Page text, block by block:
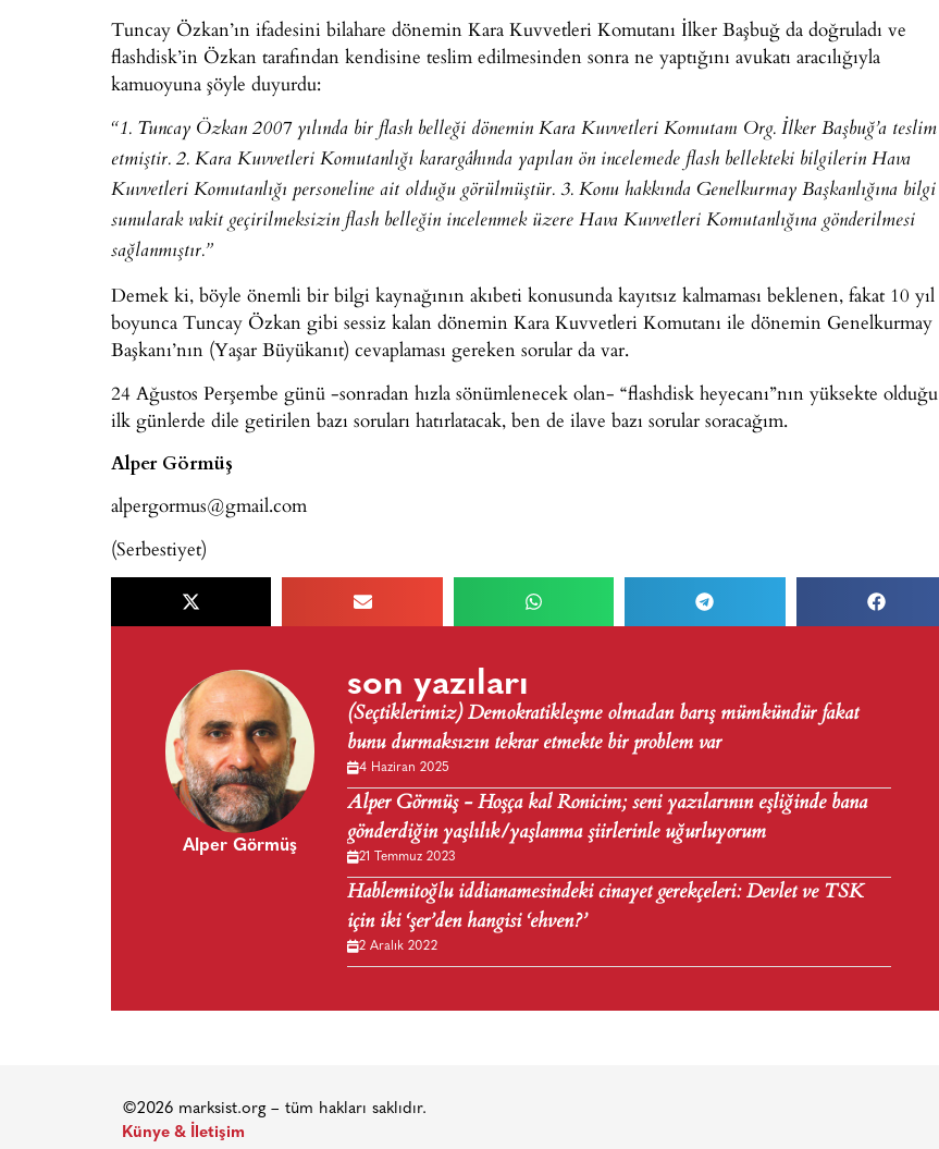
Tuncay Özkan’ın ifadesini bilahare dönemin Kara Kuvvetleri Komutanı İlker Başbuğ da doğruladı ve
flashdisk’in Özkan tarafından kendisine teslim edilmesinden sonra ne yaptığını avukatı aracılığıyla
kamuoyuna şöyle duyurdu:
“1. Tuncay Özkan 2007 yılında bir flash belleği dönemin Kara Kuvvetleri Komutanı Org. İlker Başbuğ’a teslim
etmiştir. 2. Kara Kuvvetleri Komutanlığı karargâhında yapılan ön incelemede flash bellekteki bilgilerin Hava
Kuvvetleri Komutanlığı personeline ait olduğu görülmüştür. 3. Konu hakkında Genelkurmay Başkanlığına bilgi
sunularak vakit geçirilmeksizin flash belleğin incelenmek üzere Hava Kuvvetleri Komutanlığına gönderilmesi
sağlanmıştır.”
Demek ki, böyle önemli bir bilgi kaynağının akıbeti konusunda kayıtsız kalmaması beklenen, fakat 10 yıl
boyunca Tuncay Özkan gibi sessiz kalan dönemin Kara Kuvvetleri Komutanı ile dönemin Genelkurmay
Başkanı’nın (Yaşar Büyükanıt) cevaplaması gereken sorular da var.
24 Ağustos Perşembe günü -sonradan hızla sönümlenecek olan- “flashdisk heyecanı”nın yüksekte olduğu
ilk günlerde dile getirilen bazı soruları hatırlatacak, ben de ilave bazı sorular soracağım.
Alper Görmüş
alpergormus@gmail.com
(Serbestiyet)
Alper Görmüş
son yazıları
(Seçtiklerimiz) Demokratikleşme olmadan barış mümkündür fakat
bunu durmaksızın tekrar etmekte bir problem var
4 Haziran 2025
Alper Görmüş - Hoşça kal Ronicim; seni yazılarının eşliğinde bana
gönderdiğin yaşlılık/yaşlanma şiirlerinle uğurluyorum
21 Temmuz 2023
Hablemitoğlu iddianamesindeki cinayet gerekçeleri: Devlet ve TSK
için iki ‘şer’den hangisi ‘ehven?’
2 Aralık 2022
©2026 marksist.org – tüm hakları saklıdır.
Künye & İletişim